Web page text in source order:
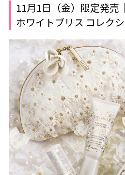
11月1日（金）限定発売
ホワイトブリス コレク